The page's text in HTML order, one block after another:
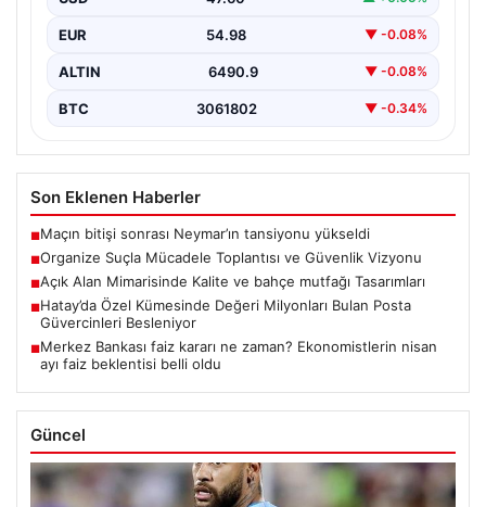
önemli…
EUR 54.98 ▼ -0.08%
ALTIN 6490.9 ▼ -0.08%
BTC 3061802 ▼ -0.34%
Son Eklenen Haberler
■Maçın bitişi sonrası Neymar’ın tansiyonu yükseldi
■Organize Suçla Mücadele Toplantısı ve Güvenlik Vizyonu
■Açık Alan Mimarisinde Kalite ve bahçe mutfağı Tasarımları
■Hatay’da Özel Kümesinde Değeri Milyonları Bulan Posta
Güvercinleri Besleniyor
■Merkez Bankası faiz kararı ne zaman? Ekonomistlerin nisan
ayı faiz beklentisi belli oldu
Güncel